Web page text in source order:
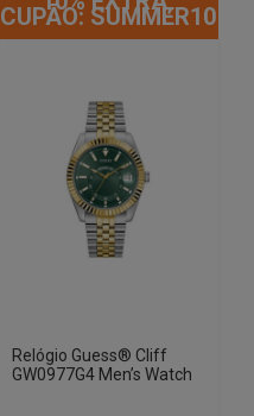
CUPÃO: SUMMER10
Relógio Guess® Cliff
GW0977G4 Men’s Watch